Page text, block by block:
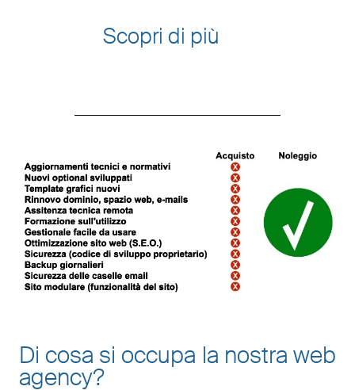
Scopri di più
Di cosa si occupa la nostra web
agency?